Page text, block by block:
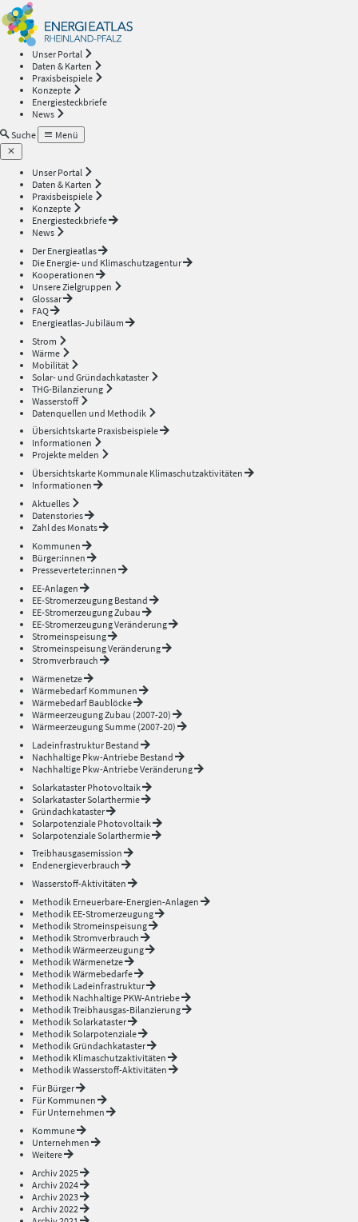
Unser Portal
Daten & Karten
Praxisbeispiele
Konzepte
Energiesteckbriefe
News
Suche
Menü
Unser Portal
Daten & Karten
Praxisbeispiele
Konzepte
Energiesteckbriefe
News
Der Energieatlas
Die Energie- und Klimaschutzagentur
Kooperationen
Unsere Zielgruppen
Glossar
FAQ
Energieatlas-Jubiläum
Strom
Wärme
Mobilität
Solar- und Gründachkataster
THG-Bilanzierung
Wasserstoff
Datenquellen und Methodik
Übersichtskarte Praxisbeispiele
Informationen
Projekte melden
Übersichtskarte Kommunale Klimaschutzaktivitäten
Informationen
Aktuelles
Datenstories
Zahl des Monats
Kommunen
Bürger:innen
Presseverteter:innen
EE-Anlagen
EE-Stromerzeugung Bestand
EE-Stromerzeugung Zubau
EE-Stromerzeugung Veränderung
Stromeinspeisung
Stromeinspeisung Veränderung
Stromverbrauch
Wärmenetze
Wärmebedarf Kommunen
Wärmebedarf Baublöcke
Wärmeerzeugung Zubau (2007-20)
Wärmeerzeugung Summe (2007-20)
Ladeinfrastruktur Bestand
Nachhaltige Pkw-Antriebe Bestand
Nachhaltige Pkw-Antriebe Veränderung
Solarkataster Photovoltaik
Solarkataster Solarthermie
Gründachkataster
Solarpotenziale Photovoltaik
Solarpotenziale Solarthermie
Treibhausgasemission
Endenergieverbrauch
Wasserstoff-Aktivitäten
Methodik Erneuerbare-Energien-Anlagen
Methodik EE-Stromerzeugung
Methodik Stromeinspeisung
Methodik Stromverbrauch
Methodik Wärmeerzeugung
Methodik Wärmenetze
Methodik Wärmebedarfe
Methodik Ladeinfrastruktur
Methodik Nachhaltige PKW-Antriebe
Methodik Treibhausgas-Bilanzierung
Methodik Solarkataster
Methodik Solarpotenziale
Methodik Gründachkataster
Methodik Klimaschutzaktivitäten
Methodik Wasserstoff-Aktivitäten
Für Bürger
Für Kommunen
Für Unternehmen
Kommune
Unternehmen
Weitere
Archiv 2025
Archiv 2024
Archiv 2023
Archiv 2022